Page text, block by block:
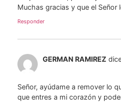
Muchas gracias y que el Señor
Responder
GERMAN RAMIREZ
Señor, ayúdame a remover lo
que entres a mi corazón y